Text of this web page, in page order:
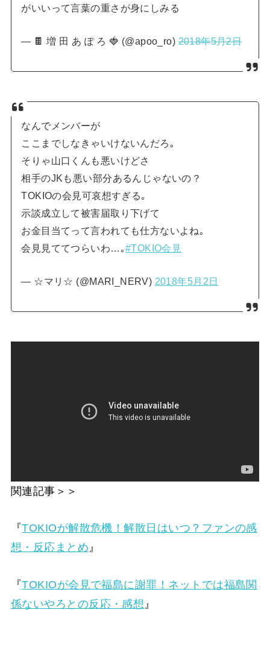
がいいって言葉の重さが身にしみる
— 🍫 増 田 あ ぽ ろ 🍓 (@apoo_ro)2018年5月2日
なんでメンバーが
ここまでしなきゃいけないんだろ｡
そりゃ山口くんも悪いけどさ
相手のJKも悪い部分あるんじゃないの‍？
TOKIOの会見可哀想すぎる｡
示談成立して被害届取り下げて
お金目当てって言われても仕方ないよね｡
会見見ててつらいわ…｡#TOKIO会見
— ☆マリ☆ (@MARI_NERV) 2018年5月2日
関連記事＞＞
『TOKIOが解散危機！解散日はいつ？ファンの感
想・反応まとめ』
『TOKIOが会見で福島に謝罪！ネットでは福島関
係ないやろとの反応・感想 』